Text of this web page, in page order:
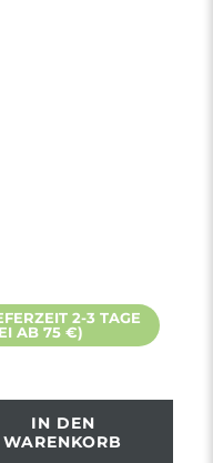
2-3 TAGE
AB 75 €)
IN DEN
WARENKORB